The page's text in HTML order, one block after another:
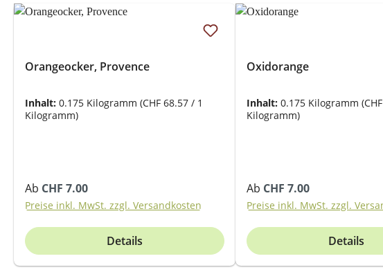
Orangeocker, Provence
Inhalt: 0.175 Kilogramm (CHF 68.57 / 1
Kilogramm)
Regulärer Preis:
Ab CHF 7.00
Preise inkl. MwSt. zzgl. Versandkosten
Details
Oxidorange
Inhalt: 0.175 Kilogramm
Kilogramm)
Regulärer Preis:
Ab CHF 7.00
Preise inkl. MwSt. zzgl.
Details